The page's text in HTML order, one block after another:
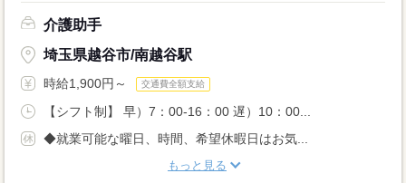
介護助手
埼玉県越谷市/南越谷駅
時給1,900円～ 交通費全額支給
【シフト制】 早）7：00-16：00 遅）10：00...
◆就業可能な曜日、時間、希望休暇日はお気...
もっと見る